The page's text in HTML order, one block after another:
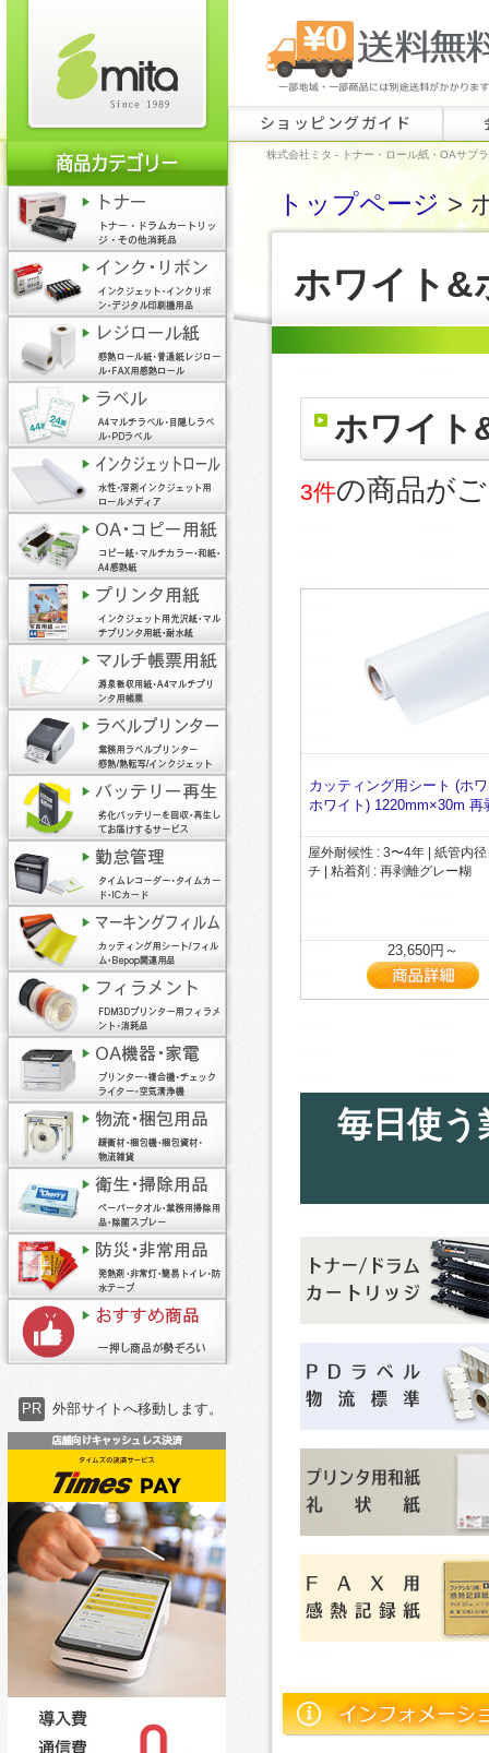
PR 外部サイトへ移動します。
ショッピングガイド
株式会社ミタ - トナー・ロール紙・OAサプ
トップページ>
ホワイト&
ホワイト
3件の商品が
カッティング用シート (ホ
ホワイト) 1220mm×30m 再
屋外耐候性 : 3〜4年 | 紙管内
チ | 粘着剤 : 再剥離グレー糊
23,650円～
毎日使う